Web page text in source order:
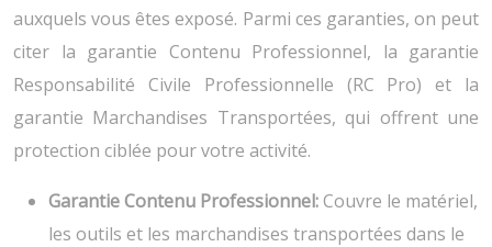
auxquels vous êtes exposé. Parmi ces garanties, on peut
citer la garantie Contenu Professionnel, la garantie
Responsabilité Civile Professionnelle (RC Pro) et la
garantie Marchandises Transportées, qui offrent une
protection ciblée pour votre activité.
Garantie Contenu Professionnel:Couvre le matériel,
les outils et les marchandises transportées dans le